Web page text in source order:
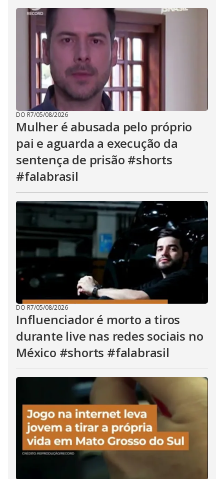
DO R7/05/08/2026
Mulher é abusada pelo próprio
pai e aguarda a execução da
sentença de prisão #shorts
#falabrasil
DO R7/05/08/2026
Influenciador é morto a tiros
durante live nas redes sociais no
México #shorts #falabrasil